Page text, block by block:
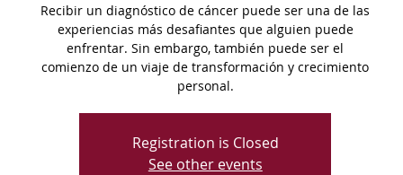
Recibir un diagnóstico de cáncer puede ser una de las
experiencias más desafiantes que alguien puede
enfrentar. Sin embargo, también puede ser el
comienzo de un viaje de transformación y crecimiento
personal.
Registration is Closed
See other events